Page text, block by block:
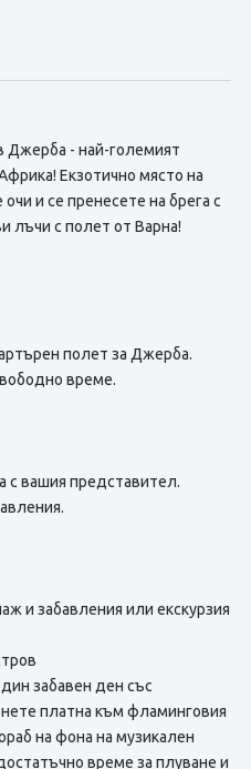
Джерба - най-големият
Екзотично място на
и се пренесете на брега с
лъчи с полет от Варна!
полет за Джерба.
време.
с вашия представител.
и забавления или екскурзия
забавен ден със
платна към фламинговия
на фона на музикален
време за плуване и